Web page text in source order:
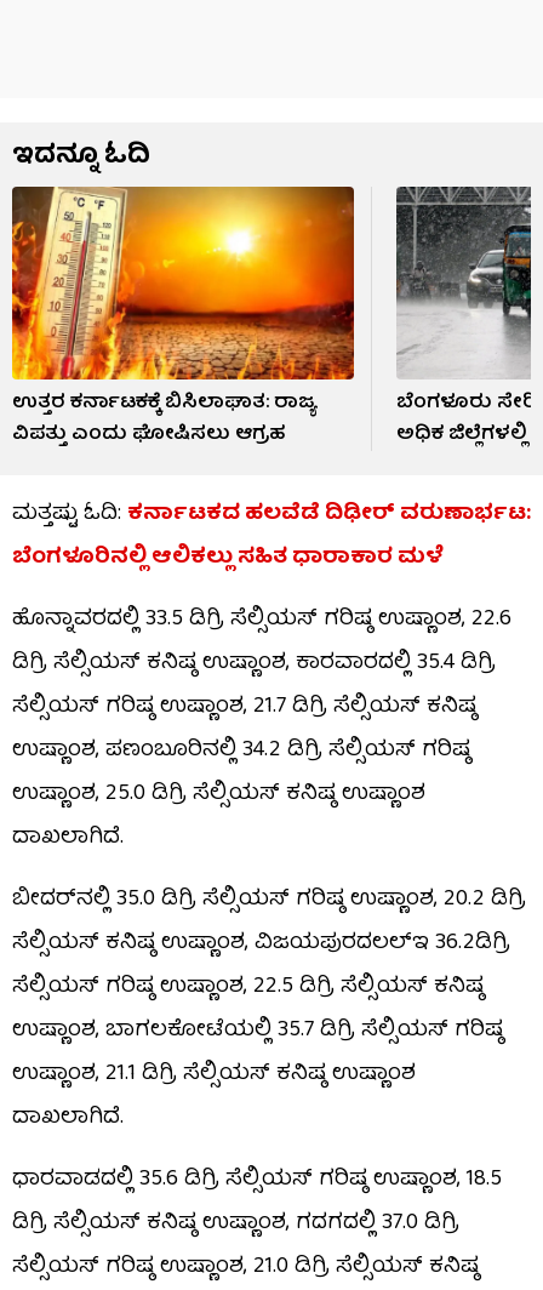
ಇದನ್ನೂ ಓದಿ
ಉತ್ತರ ಕರ್ನಾಟಕಕ್ಕೆ ಬಿಸಿಲಾಘಾತ: ರಾಜ್ಯ
ವಿಪತ್ತು ಎಂದು ಘೋಷಿಸಲು ಆಗ್ರಹ
ಬೆಂಗಳೂರು ಸೇರಿ
ಅಧಿಕ
ಮತ್ತಷ್ಟು ಓದಿ: ಕರ್ನಾಟಕದ ಹಲವೆಡೆ ದಿಢೀರ್ ವರುಣಾರ್ಭಟ:
ಬೆಂಗಳೂರಿನಲ್ಲಿ ಆಲಿಕಲ್ಲು ಸಹಿತ ಧಾರಾಕಾರ ಮಳೆ
ಹೊನ್ನಾವರದಲ್ಲಿ 33.5 ಡಿಗ್ರಿ ಸೆಲ್ಸಿಯಸ್ ಗರಿಷ್ಠ ಉಷ್ಣಾಂಶ, 22.6
ಡಿಗ್ರಿ ಸೆಲ್ಸಿಯಸ್ ಕನಿಷ್ಠ ಉಷ್ಣಾಂಶ, ಕಾರವಾರದಲ್ಲಿ 35.4 ಡಿಗ್ರಿ
ಸೆಲ್ಸಿಯಸ್ ಗರಿಷ್ಠ ಉಷ್ಣಾಂಶ, 21.7 ಡಿಗ್ರಿ ಸೆಲ್ಸಿಯಸ್ ಕನಿಷ್ಠ
ಉಷ್ಣಾಂಶ, ಪಣಂಬೂರಿನಲ್ಲಿ 34.2 ಡಿಗ್ರಿ ಸೆಲ್ಸಿಯಸ್ ಗರಿಷ್ಠ
ಉಷ್ಣಾಂಶ, 25.0 ಡಿಗ್ರಿ ಸೆಲ್ಸಿಯಸ್ ಕನಿಷ್ಠ ಉಷ್ಣಾಂಶ
ದಾಖಲಾಗಿದೆ.
ಬೀದರ್​ನಲ್ಲಿ 35.0 ಡಿಗ್ರಿ ಸೆಲ್ಸಿಯಸ್ ಗರಿಷ್ಠ ಉಷ್ಣಾಂಶ, 20.2 ಡಿಗ್ರಿ
ಸೆಲ್ಸಿಯಸ್ ಕನಿಷ್ಠ ಉಷ್ಣಾಂಶ, ವಿಜಯಪುರದಲಲ್ಇ 36.2ಡಿಗ್ರಿ
ಸೆಲ್ಸಿಯಸ್ ಗರಿಷ್ಠ ಉಷ್ಣಾಂಶ, 22.5 ಡಿಗ್ರಿ ಸೆಲ್ಸಿಯಸ್ ಕನಿಷ್ಠ
ಉಷ್ಣಾಂಶ, ಬಾಗಲಕೋಟೆಯಲ್ಲಿ 35.7 ಡಿಗ್ರಿ ಸೆಲ್ಸಿಯಸ್ ಗರಿಷ್ಠ
ಉಷ್ಣಾಂಶ, 21.1 ಡಿಗ್ರಿ ಸೆಲ್ಸಿಯಸ್ ಕನಿಷ್ಠ ಉಷ್ಣಾಂಶ
ದಾಖಲಾಗಿದೆ.
ಧಾರವಾಡದಲ್ಲಿ 35.6 ಡಿಗ್ರಿ ಸೆಲ್ಸಿಯಸ್ ಗರಿಷ್ಠ ಉಷ್ಣಾಂಶ, 18.5
ಡಿಗ್ರಿ ಸೆಲ್ಸಿಯಸ್ ಕನಿಷ್ಠ ಉಷ್ಣಾಂಶ, ಗದಗದಲ್ಲಿ 37.0 ಡಿಗ್ರಿ
ಸೆಲ್ಸಿಯಸ್ ಗರಿಷ್ಠ ಉಷ್ಣಾಂಶ, 21.0 ಡಿಗ್ರಿ ಸೆಲ್ಸಿಯಸ್ ಕನಿಷ್ಠ